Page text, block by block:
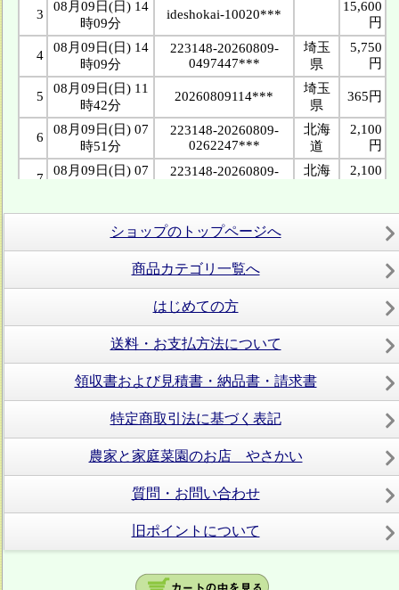
ショップのトップページへ
商品カテゴリ一覧へ
はじめての方
送料・お支払方法について
領収書および見積書・納品書・請求書
特定商取引法に基づく表記
農家と家庭菜園のお店 やさかい
質問・お問い合わせ
旧ポイントについて